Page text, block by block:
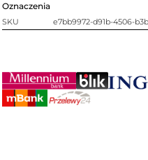
Oznaczenia
SKU e7bb9972-d91b-4506-